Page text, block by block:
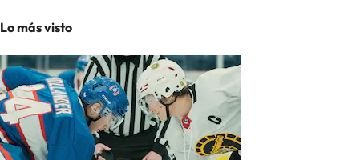
Lo más visto